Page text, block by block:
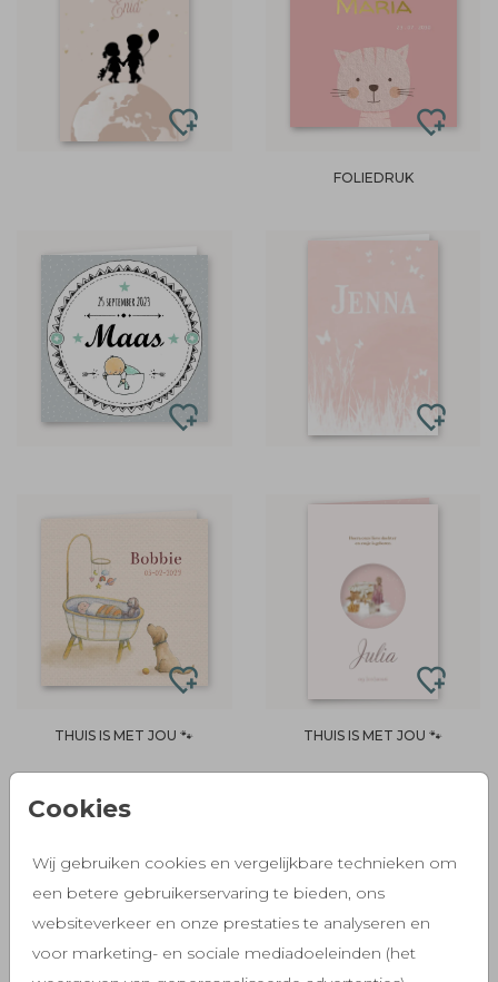
Cookies
Wij gebruiken cookies en vergelijkbare technieken om
een betere gebruikerservaring te bieden, ons
websiteverkeer en onze prestaties te analyseren en
voor marketing- en sociale mediadoeleinden (het
FOLIEDRUK
THUIS IS MET JOU 🐾 THUIS IS MET JOU 🐾